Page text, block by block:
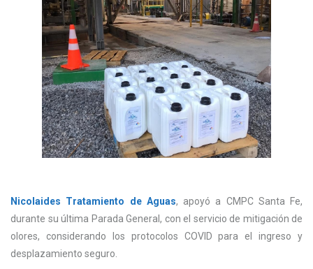
Nicolaides Tratamiento de Aguas, apoyó a CMPC Santa Fe,
durante su última Parada General, con el servicio de mitigación de
olores, considerando los protocolos COVID para el ingreso y
desplazamiento seguro.